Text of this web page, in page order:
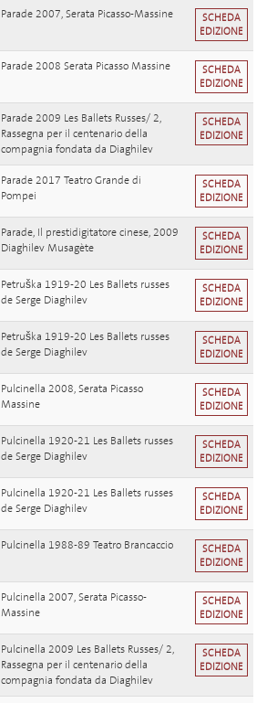
Parade 2007, Serata Picasso-Massine
SCHEDA
EDIZIONE
Parade 2008 Serata Picasso Massine
SCHEDA
EDIZIONE
Parade 2009 Les Ballets Russes/ 2,
Rassegna per il centenario della
compagnia fondata da Diaghilev
SCHEDA
EDIZIONE
Parade 2017 Teatro Grande di
Pompei
SCHEDA
EDIZIONE
Parade, Il prestidigitatore cinese, 2009
Diaghilev Musagète
SCHEDA
EDIZIONE
Petruška 1919-20 Les Ballets russes
de Serge Diaghilev
SCHEDA
EDIZIONE
Petruška 1919-20 Les Ballets russes
de Serge Diaghilev
SCHEDA
EDIZIONE
Pulcinella 2008, Serata Picasso
Massine
SCHEDA
EDIZIONE
Pulcinella 1920-21 Les Ballets russes
de Serge Diaghilev
SCHEDA
EDIZIONE
Pulcinella 1920-21 Les Ballets russes
de Serge Diaghilev
SCHEDA
EDIZIONE
Pulcinella 1988-89 Teatro Brancaccio
SCHEDA
EDIZIONE
Pulcinella 2007, Serata Picasso-
Massine
SCHEDA
EDIZIONE
Pulcinella 2009 Les Ballets Russes/ 2,
Rassegna per il centenario della
compagnia fondata da Diaghilev
SCHEDA
EDIZIONE